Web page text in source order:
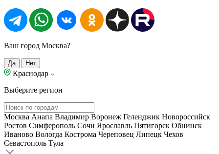
Ваш город Москва?
Да Нет
Краснодар
Выберите регион
Москва Анапа Владимир Воронеж Геленджик Новороссийск
Ростов Симферополь Сочи Ярославль Пятигорск Обнинск
Иваново Вологда Кострома Череповец Липецк Чехов
Севастополь Тула